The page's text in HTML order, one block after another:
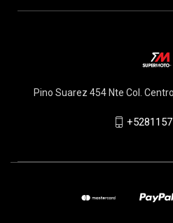
Pino Suarez 454 Nte Col.